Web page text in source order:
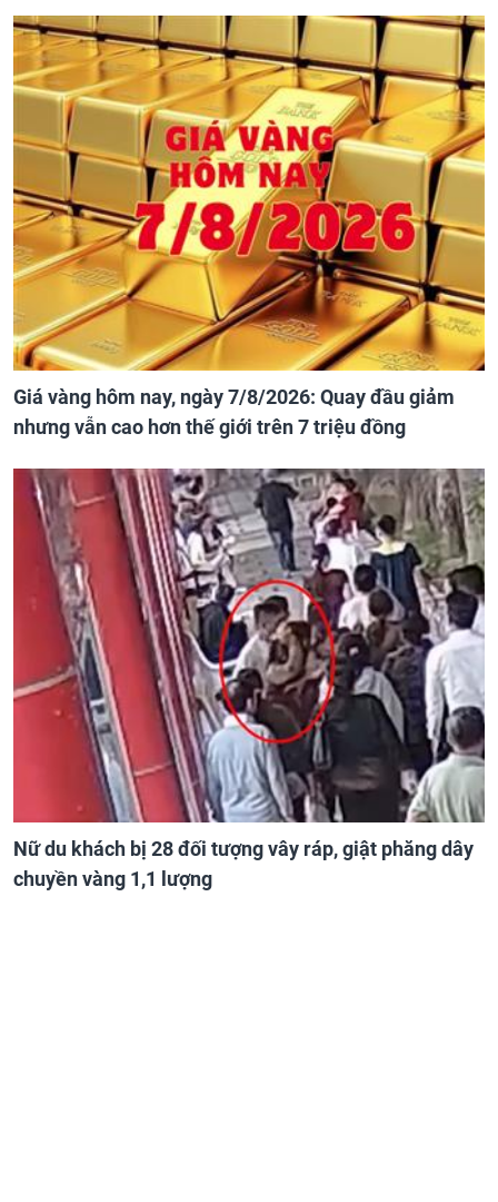
Giá vàng hôm nay, ngày 7/8/2026: Quay đầu giảm
nhưng vẫn cao hơn thế giới trên 7 triệu đồng
Nữ du khách bị 28 đối tượng vây ráp, giật phăng dây
chuyền vàng 1,1 lượng